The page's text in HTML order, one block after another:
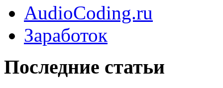
AudioCoding.ru
Заработок
Последние статьи